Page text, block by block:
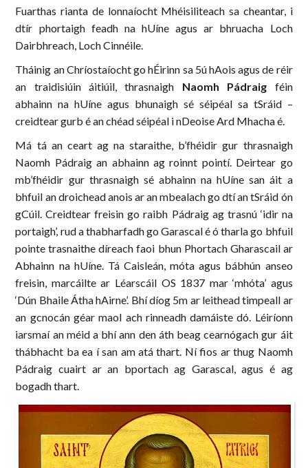
Fuarthas rianta de lonnaíocht Mhéisiliteach sa cheantar, i
dtír phortaigh feadh na hUíne agus ar bhruacha Loch
Dairbhreach, Loch Cinnéile.
Tháinig an Chríostaíocht go hÉirinn sa 5ú hAois agus de réir
an traidisiúin áitiúil, thrasnaigh Naomh Pádraig féin
abhainn na hUíne agus bhunaigh sé séipéal sa tSráid –
creidtear gurb é an chéad séipéal i nDeoise Ard Mhacha é.
Má tá an ceart ag na staraithe, b’fhéidir gur thrasnaigh
Naomh Pádraig an abhainn ag roinnt pointí. Deirtear go
mb’fhéidir gur thrasnaigh sé abhainn na hUíne san áit a
bhfuil an droichead anois ar an mbealach go dtí an tSráid ón
gCúil. Creidtear freisin go raibh Pádraig ag trasnú ‘idir na
portaigh’, rud a thabharfadh go Garascal é ó tharla go bhfuil
pointe trasnaithe díreach faoi bhun Phortach Gharascail ar
Abhainn na hUíne. Tá Caisleán, móta agus bábhún anseo
freisin, marcáilte ar Léarscáil OS 1837 mar ‘mhóta’ agus
‘Dún Bhaile Átha hAirne’. Bhí díog 5m ar leithead timpeall ar
an gcnocán géar maol ach rinneadh damáiste dó. Léiríonn
iarsmaí an méid a bhí ann den áth beag cearnógach gur áit
thábhacht ba ea í san am atá thart. Ní fios ar thug Naomh
Pádraig cuairt ar an bportach ag Garascal, agus é ag
bogadh thart.